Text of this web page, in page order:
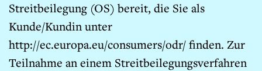
Streitbeilegung (OS) bereit, die Sie als
Kunde/Kundin unter
http://ec.europa.eu/consumers/odr/ finden. Zur
Teilnahme an einem Streitbeilegungsverfahren